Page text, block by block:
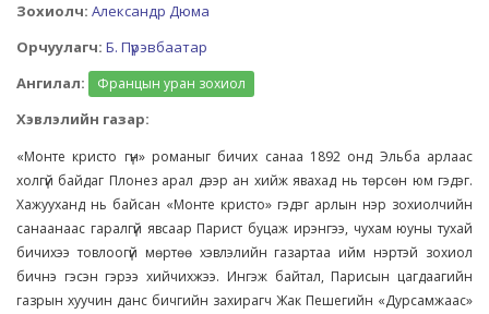
Зохиолч: Александр Дюма
Орчуулагч: Б. Пүрэвбаатар
Ангилал:
Францын уран зохиол
Хэвлэлийн газар:
«Монте кристо гүн» романыг бичих санаа 1892 онд Эльба арлаас
холгүй байдаг Плонез арал дээр ан хийж явахад нь төрсөн юм гэдэг.
Хажууханд нь байсан «Монте кристо» гэдэг арлын нэр зохиолчийн
санаанаас гаралгүй явсаар Парист буцаж ирэнгээ, чухам юуны тухай
бичихээ товлоогүй мөртөө хэвлэлийн газартаа ийм нэртэй зохиол
бичнэ гэсэн гэрээ хийчихжээ. Ингэж байтал, Парисын цагдаагийн
газрын хуучин данс бичгийн захирагч Жак Пешегийн «Дурсамжаас»